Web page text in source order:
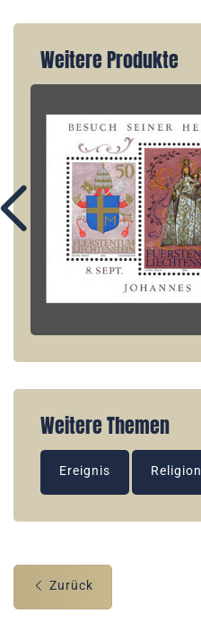
Weitere Produkte
Weitere Themen
Ereignis Religion
Zurück